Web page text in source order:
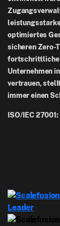
Newsroom
Careers
NZ: +64-9-888-
India: +91-
optimiertes
sicheren Zero-
fortschrittliche
Unternehmen
vertrauen,
immer einen
ISO/IEC